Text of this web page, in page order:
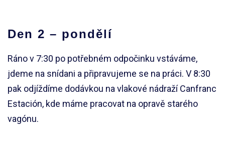
Den 2 – pondělí
Ráno v 7:30 po potřebném odpočinku vstáváme,
jdeme na snídani a připravujeme se na práci. V 8:30
pak odjíždíme dodávkou na vlakové nádraží Canfranc
Estación, kde máme pracovat na opravě starého
vagónu.